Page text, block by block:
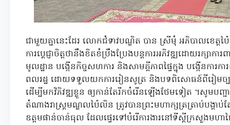
ជាមួយគ្នានេះដែរ លោកជំទាវបណ្ឌិត បាន ស្រីមុំ អភិបាលខេត្តប៉
ការប្តេជ្ញាចិត្តថានឹងខិតខំប្រឹងប្រែងបន្តការអភិវឌ្ឍដោយរក្សាក
មូលដ្ឋាន បង្កើនកិច្ចសហការ និងសាមគ្គីភាពផ្ទៃក្នុង បង្កើនការ
ពលរដ្ឋ ដោយទទួលយកការរៀនសូត្រ និងបទពិសោធន៍ពីរៀមច្ប
ដើម្បីមកវិភិវឌ្ឍខ្លួន ឲ្យកាន់តែរីកចំរើនឡើងថែមទៀត ។សូមប
តំណាងរាស្រ្តមណ្ឌលប៉ៃលិន ត្រូវបានព្រះមហាក្សត្រត្រាប់បង្គ
ឧត្តមផាន់ចាន់ធុល ដែលផ្ទេរទៅបំរើការងារនៅទីស្តីក្រសួងមហាផ្